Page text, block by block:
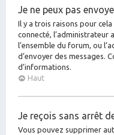
Je ne peux pas
Il y a trois raisons pour
connecté, l’administrateur
l’ensemble du forum, ou
d’envoyer des messages.
d’informations.
Haut
Je reçois sans arrêt
Vous pouvez supprimer